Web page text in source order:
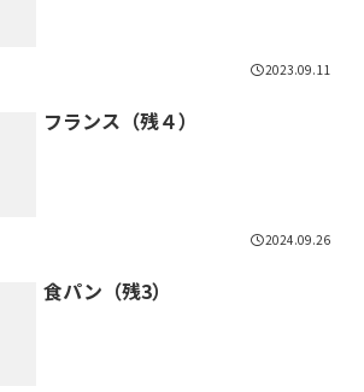
2023.09.11
フランス（残４）
2024.09.26
食パン（残3）